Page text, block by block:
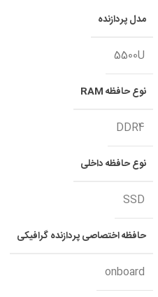
مدل پردازنده
5500U
نوع حافظه RAM
DDR4
نوع حافظه داخلی
SSD
حافظه اختصاصی پردازنده گرافیکی
onboard